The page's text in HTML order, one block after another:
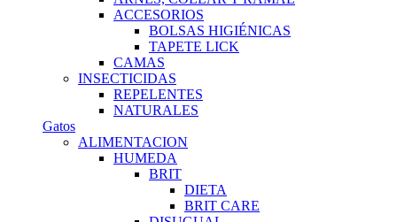
ACCESORIOS
BOLSAS HIGIÉNICAS
TAPETE LICK
CAMAS
INSECTICIDAS
REPELENTES
NATURALES
Gatos
ALIMENTACION
HUMEDA
BRIT
DIETA
BRIT CARE